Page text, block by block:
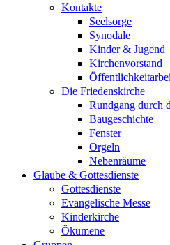
Kontakte
Seelsorge
Synodale
Kinder & Jugend
Kirchenvorstand
Die Friedenskirche
Rundgang durch
Baugeschichte
Fenster
Orgeln
Nebenräume
Glaube & Gottesdienste
Gottesdienste
Evangelische Messe
Kinderkirche
Ökumene